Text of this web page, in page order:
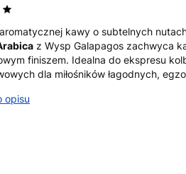
kawy o subtelnych
z Wysp Galapagos zachwyca
finiszem. Idealna do ekspresu
dla miłośników łagodnych,
opisu